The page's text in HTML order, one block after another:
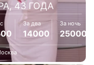
43 ГОДА
За два
14000
За ночь
25000